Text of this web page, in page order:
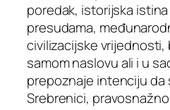
poredak, istorijska
presudama,
civilizacijske vrijednosti,
samom naslovu ali i u
prepoznaje intenciju da
Srebrenici,